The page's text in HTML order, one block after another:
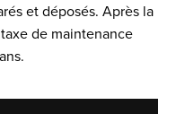
et déposés. Après la
de maintenance